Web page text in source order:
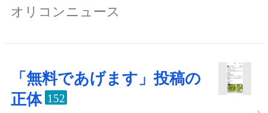
オリコンニュース
「無料であげます」投稿の
正体 152